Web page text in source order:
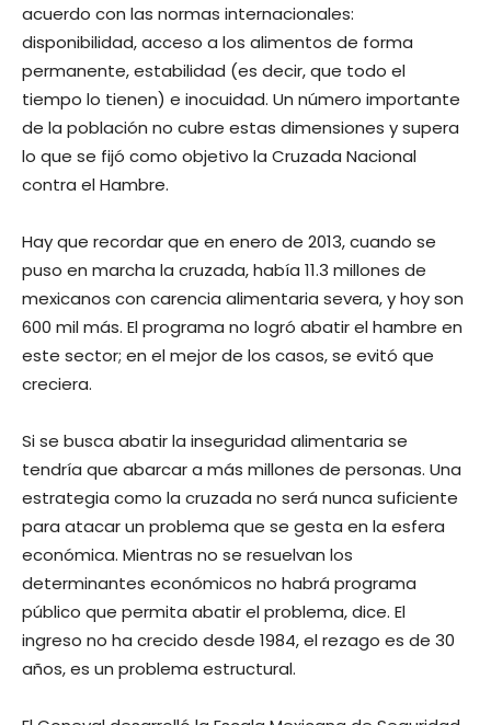
acuerdo con las normas internacionales:
disponibilidad, acceso a los alimentos de forma
permanente, estabilidad (es decir, que todo el
tiempo lo tienen) e inocuidad. Un número importante
de la población no cubre estas dimensiones y supera
lo que se fijó como objetivo la Cruzada Nacional
contra el Hambre.
Hay que recordar que en enero de 2013, cuando se
puso en marcha la cruzada, había 11.3 millones de
mexicanos con carencia alimentaria severa, y hoy son
600 mil más. El programa no logró abatir el hambre en
este sector; en el mejor de los casos, se evitó que
creciera.
Si se busca abatir la inseguridad alimentaria se
tendría que abarcar a más millones de personas. Una
estrategia como la cruzada no será nunca suficiente
para atacar un problema que se gesta en la esfera
económica. Mientras no se resuelvan los
determinantes económicos no habrá programa
público que permita abatir el problema, dice. El
ingreso no ha crecido desde 1984, el rezago es de 30
años, es un problema estructural.